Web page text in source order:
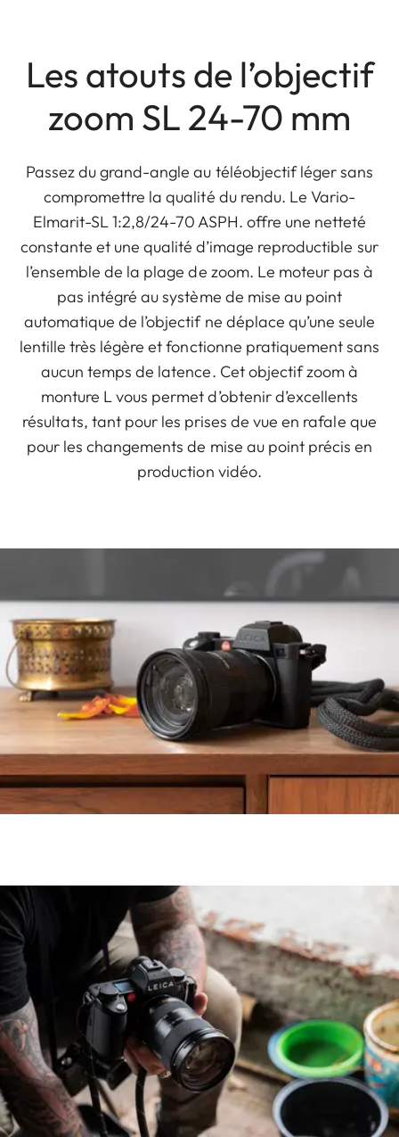
Les atouts de l’objectif
zoom SL 24-70 mm
Passez du grand-angle au téléobjectif léger sans
compromettre la qualité du rendu. Le Vario-
Elmarit-SL 1:2,8/24-70 ASPH. offre une netteté
constante et une qualité d’image reproductible sur
l’ensemble de la plage de zoom. Le moteur pas à
pas intégré au système de mise au point
automatique de l’objectif ne déplace qu’une seule
lentille très légère et fonctionne pratiquement sans
aucun temps de latence. Cet objectif zoom à
monture L vous permet d’obtenir d’excellents
résultats, tant pour les prises de vue en rafale que
pour les changements de mise au point précis en
production vidéo.